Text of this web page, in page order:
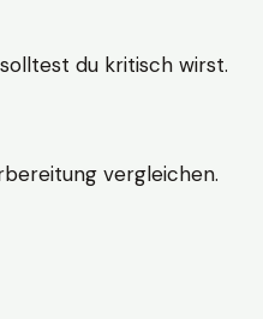
du kritisch wirst.
vergleichen.